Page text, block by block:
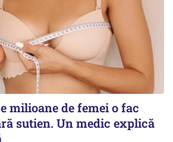
milioane de femei o fac
sutien. Un medic explică